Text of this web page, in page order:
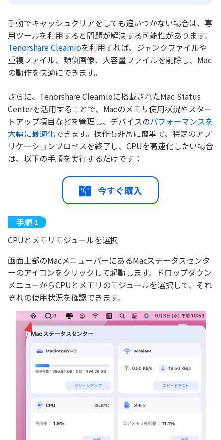
手動でキャッシュクリアをしても追いつかない場合は、専
用ツールを利用すると問題が解決する可能性があります。
Tenorshare Cleamioを利用すれば、ジャンクファイルや
重複ファイル、類似画像、大容量ファイルを削除し、Mac
の動作を快適にできます。
さらに、Tenorshare Cleamioに搭載されたMac Status
Centerを活用することで、Macのメモリ使用状況やスター
トアップ項目などを管理し、デバイスのパフォーマンスを
大幅に最適化できます。操作も非常に簡単で、特定のアプ
リケーションプロセスを終了し、CPUを高速化したい場合
は、以下の手順を実行するだけです：
今すぐ購入
CPUとメモリモジュールを選択
画面上部のMacメニューバーにあるMacステータスセンタ
ーのアイコンをクリックして起動します。ドロップダウン
メニューからCPUとメモリのモジュールを選択して、それ
ぞれの使用状況を確認できます。